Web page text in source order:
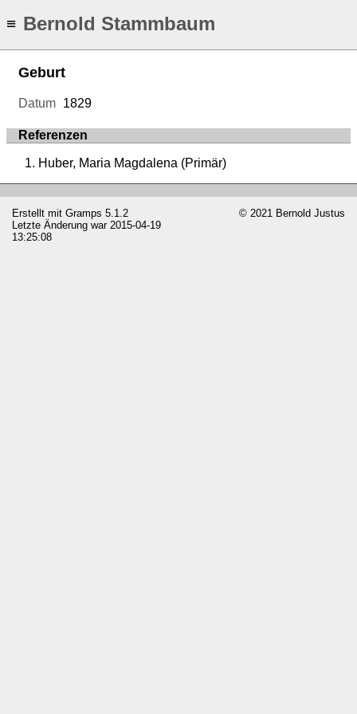
≡ Bernold Stammbaum
Geburt
Datum 1829
Referenzen
Huber, Maria Magdalena (Primär)
Erstellt mit Gramps 5.1.2
Letzte Änderung war 2015-04-19
13:25:08
© 2021 Bernold Justus